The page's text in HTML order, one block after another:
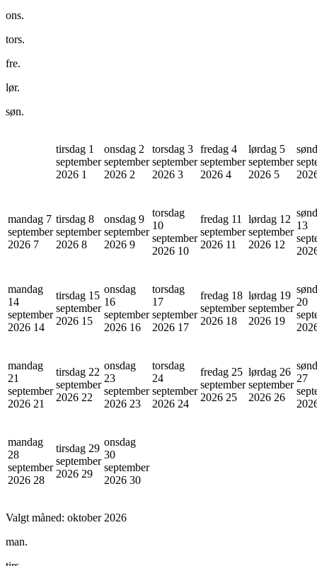
ons.
tors.
fre.
lør.
søn.
tirsdag 1
september
2026 1
onsdag 2
september
2026 2
torsdag 3
september
2026 3
fredag 4
september
2026 4
lørdag 5
september
2026 5
mandag 7
september
2026 7
tirsdag 8
september
2026 8
onsdag 9
september
2026 9
torsdag
10
september
2026 10
fredag 11
september
2026 11
lørdag 12
september
2026 12
13
mandag
14
september
2026 14
tirsdag 15
september
2026 15
onsdag
16
september
2026 16
torsdag
17
september
2026 17
fredag 18
september
2026 18
lørdag 19
september
2026 19
20
mandag
21
september
2026 21
tirsdag 22
september
2026 22
onsdag
23
september
2026 23
torsdag
24
september
2026 24
fredag 25
september
2026 25
lørdag 26
september
2026 26
27
mandag
28
september
2026 28
tirsdag 29
september
2026 29
onsdag
30
september
2026 30
Valgt måned: oktober 2026
man.